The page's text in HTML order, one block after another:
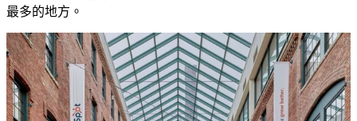
最多的地方。